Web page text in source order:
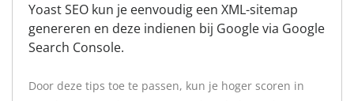
Yoast SEO kun je eenvoudig een XML-sitemap
genereren en deze indienen bij Google via Google
Search Console.
Door deze tips toe te passen, kun je hoger scoren in